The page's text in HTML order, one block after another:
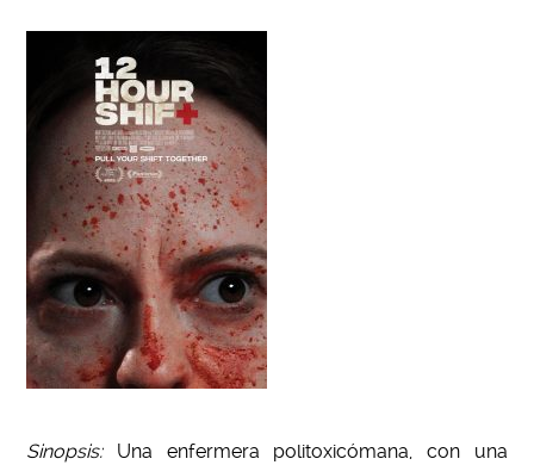
Sinopsis:Una enfermera politoxicómana, con una